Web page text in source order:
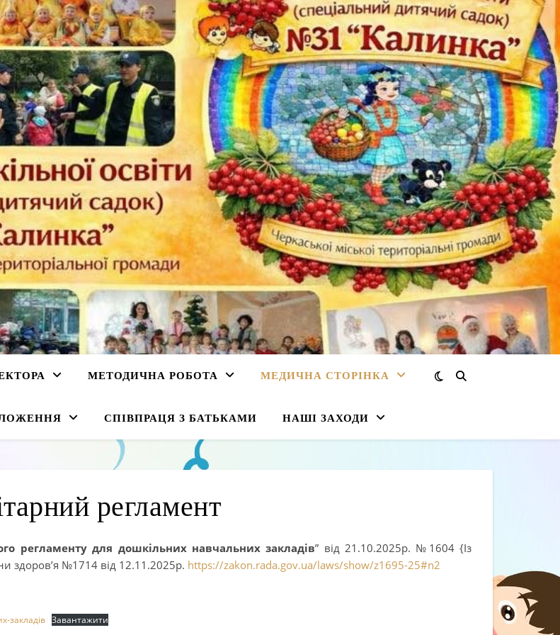
МЕТОДИЧНА РОБОТА МЕДИЧНА СТОРІНКА
СПІВПРАЦЯ З БАТЬКАМИ НАШІ ЗАХОДИ
регламент
регламенту для дошкільних навчальних закладів” від 21.10.2025р. №1604 {Із
здоров’я №1714 від 12.11.2025р. https://zakon.rada.gov.ua/laws/show/z1695-25#n2
закладів Завантажити